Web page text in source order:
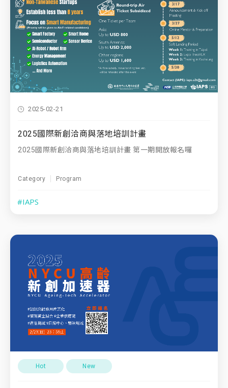
2025-02-21
2025國際新創洽商與落地培訓計畫
2025國際新創洽商與落地培訓計畫 第一期開放報名囉
Category Program
#IAPS
Hot New